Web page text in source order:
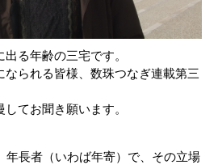
る年齢の三宅です。
られる皆様、数珠つなぎ連載第三
てお聞き願います。
長者（いわば年寄）で、その立場